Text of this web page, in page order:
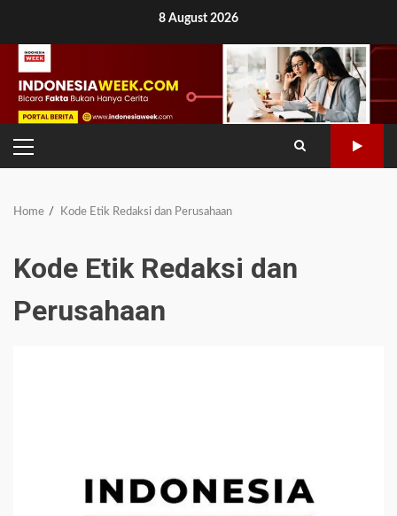
content
8 August 2026
PRIMARY
MENU
Home Kode Etik Redaksi dan Perusahaan
Kode Etik Redaksi dan
Perusahaan